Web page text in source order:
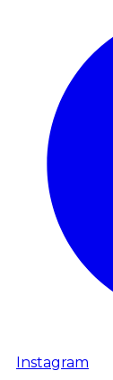
Instagram